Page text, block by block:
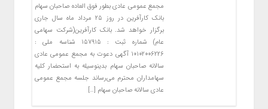
مجمع عمومی عادی بطور فوق العاده صاحبان سهام
بانک کارآفرین در روز ۲۵ مرداد ماه سال جاری
برگزار خواهد شد. بانک کارآفرین(شرکت سهامی
عام) شماره ثبت : ۱۵۷۹۱۵ شناسه ملی :
۱۰۱۰۲۰۰۶۲۲۶ آگهی دعوت به مجمع عمومی عادی
سالانه صاحبان سهام بدینوسیله به استحضار کلیه
سهامداران محترم می‌رساند جلسه مجمع عمومی
عادی سالانه صاحبان سهام […]